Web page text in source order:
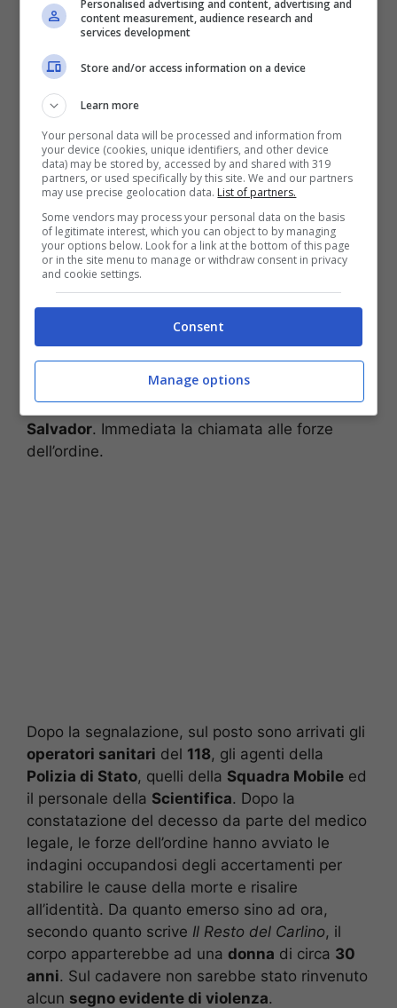
Schiacciato da due mezzi mentre lavora
in officina: morto 53enne
trovato senza vita il conducente
Frontale tra due auto: morto 43enne,
grave una ragazza
donna, trovata questa mattina,giovedì 9
febbraio, nei pressi della riva su una spiaggia
dellalocalitàdi
L’allarme sarebbe scattato intorno alle 8,
quando, riferiscono i colleghi de
Carlino, un passante ha notato il corpo senza
vita, in mezzo alla neve, vicino allo stabilimento
balneare Bela Burdela, sito inviale San
Salvador. Immediata la chiamata alle forze
dell’ordine.
Dopo la segnalazione, sul posto sono arrivati gli
operatori sanitari del 118, gli agenti della
Polizia di Stato, quelli della Squadra Mobile ed
il personale della Scientifica. Dopo la
constatazione del decesso da parte del medico
legale, le forze dell’ordine hanno avviato le
indagini occupandosi degli accertamenti per
stabilire le cause della morte e risalire
all’identità. Da quanto emerso sino ad ora,
secondo quanto scrive Il Resto del Carlino, il
corpo apparterebbe ad una donna di circa 30
anni. Sul cadavere non sarebbe stato rinvenuto
alcun segno evidente di violenza.
Personalised advertising and content, advertising and
content measurement, audience research and
services development
Store and/or access information on a device
Learn more
Your personal data will be processed and information from
your device (cookies, unique identifiers, and other device
data) may be stored by, accessed by and shared with 319
partners, or used specifically by this site. We and our partners
may use precise geolocation data. List of partners.
Some vendors may process your personal data on the basis
of legitimate interest, which you can object to by managing
your options below. Look for a link at the bottom of this page
or in the site menu to manage or withdraw consent in privacy
and cookie settings.
Consent
Manage options